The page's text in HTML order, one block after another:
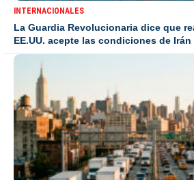
INTERNACIONALES
La Guardia Revolucionaria dice que
EE.UU. acepte las condiciones de Irán